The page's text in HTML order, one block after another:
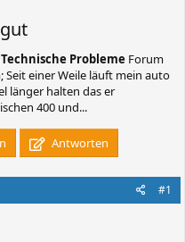
Probleme Forum
Seit einer Weile läuft mein auto
länger halten das er
400 und...
Antworten
#1